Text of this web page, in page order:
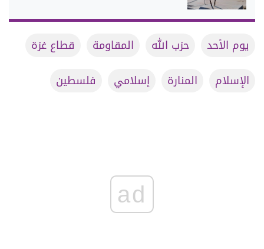
يوم الأحد حزب الله المقاومة
قطاع غزة
الإسلام
المنارة إسلامي فلسطين
ad